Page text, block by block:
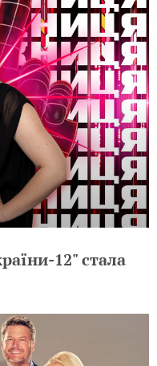
12" стала